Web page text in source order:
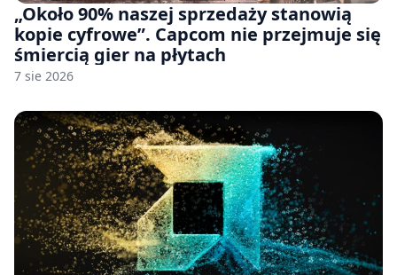
„Około 90% naszej sprzedaży stanowią
kopie cyfrowe”. Capcom nie przejmuje się
śmiercią gier na płytach
7 sie 2026